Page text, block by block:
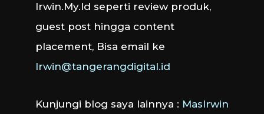
Irwin.My.Id seperti review produk,
guest post hingga content
placement, Bisa email ke
Irwin@tangerangdigital.id
Kunjungi blog saya lainnya : MasIrwin